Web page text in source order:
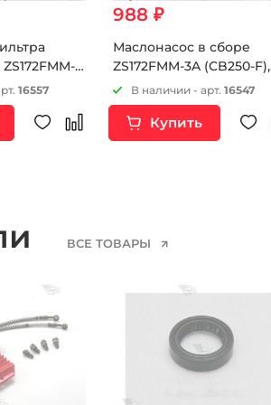
5
7
3
2
16557
988 ₽
Маслонасос в сборе
ZS172FMM-3A (CB250-F),
ZS165/166FMM и др.
В наличии - арт. 16547
Купить
ВСЕ ТОВАРЫ